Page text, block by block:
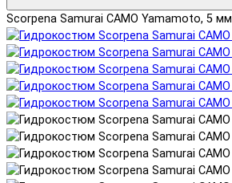
Scorpena Samurai CAMO Yamamoto, 5 мм